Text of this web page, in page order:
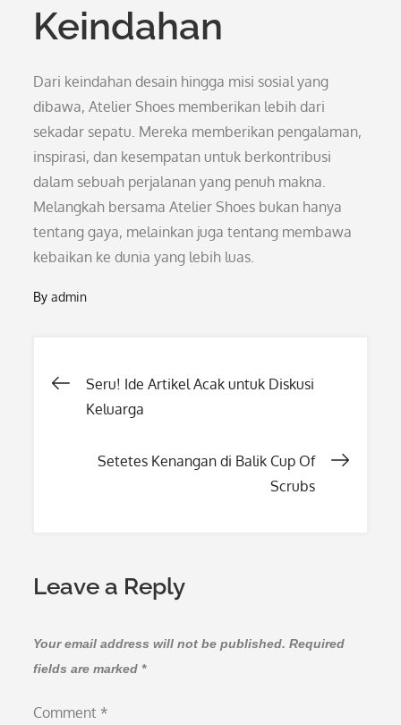
Keindahan
Dari keindahan desain hingga misi sosial yang
dibawa, Atelier Shoes memberikan lebih dari
sekadar sepatu. Mereka memberikan pengalaman,
inspirasi, dan kesempatan untuk berkontribusi
dalam sebuah perjalanan yang penuh makna.
Melangkah bersama Atelier Shoes bukan hanya
tentang gaya, melainkan juga tentang membawa
kebaikan ke dunia yang lebih luas.
Byadmin
Post
Seru! Ide Artikel Acak untuk Diskusi
Keluarga
Setetes Kenangan di Balik Cup Of
Scrubs
Leave a Reply
Your email address will not be published. Required
fields are marked *
Comment *